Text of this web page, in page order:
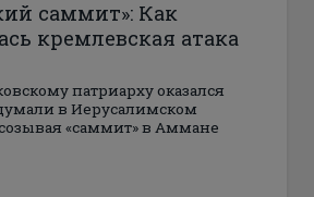
саммит»: Как
кремлевская атака
патриарху оказался
в Иерусалимском
«саммит» в Аммане